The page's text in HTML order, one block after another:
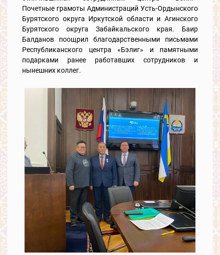
Почетные грамоты Администраций Усть-Ордынского
Бурятского округа Иркутской области и Агинского
Бурятского округа Забайкальского края. Баир
Балданов поощрил благодарственными письмами
Республиканского центра «Бэлиг» и памятными
подарками ранее работавших сотрудников и
нынешних коллег.